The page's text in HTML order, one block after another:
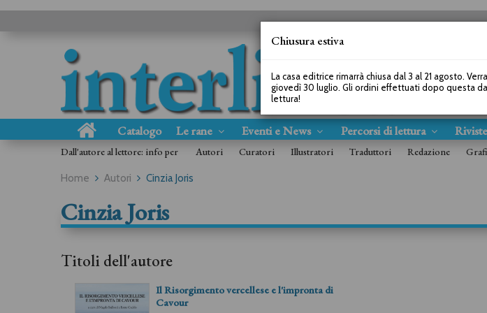
Catalogo Le rane Eventi e News Percorsi di lettura Riviste
Dall'autore al lettore: info per Autori Curatori Illustratori Traduttori Redazione
Home Autori Cinzia Joris
Cinzia Joris
Titoli dell'autore
Il Risorgimento vercellese e l'impronta di
Cavour
Chiusura estiva
La casa editrice rimarrà chiusa dal 3 al 21 agosto.
giovedì 30 luglio. Gli ordini effettuati dopo questa
lettura!